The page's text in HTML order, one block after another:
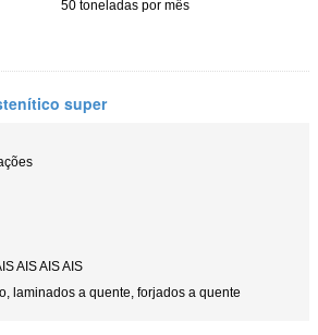
50 toneladas por mês
super
AIS AIS AIS
laminados a quente, forjados a quente